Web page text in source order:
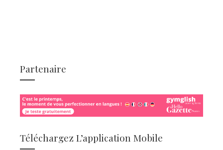
Partenaire
Téléchargez L’application Mobile